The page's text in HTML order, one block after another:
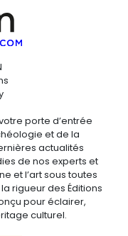
porte d’entrée
et de la
actualités
de nos experts et
et l’art sous toutes
rigueur des Éditions
pour éclairer,
culturel.